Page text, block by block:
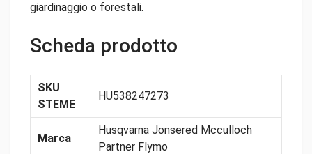
giardinaggio o forestali.
Scheda prodotto
SKU
STEME
HU538247273
Marca
Husqvarna Jonsered Mcculloch
Partner Flymo